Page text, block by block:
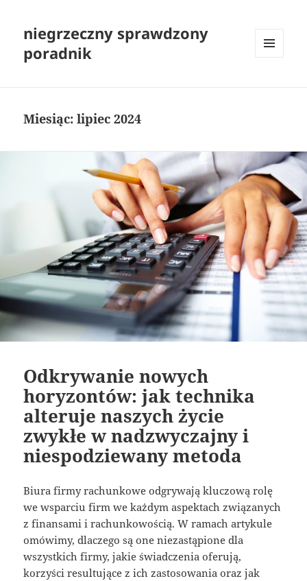
niegrzeczny sprawdzony
poradnik
Miesiąc:lipiec 2024
Odkrywanie nowych
horyzontów: jak technika
alteruje naszych życie
zwykłe w nadzwyczajny i
niespodziewany metoda
Biura firmy rachunkowe odgrywają kluczową rolę
we wsparciu firm we każdym aspektach związanych
z finansami i rachunkowością. W ramach artykule
omówimy, dlaczego są one niezastąpione dla
wszystkich firmy, jakie świadczenia oferują,
korzyści resultujące z ich zastosowania oraz jak